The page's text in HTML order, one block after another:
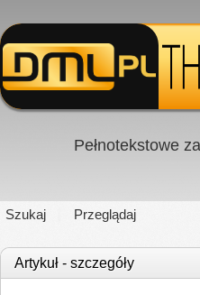
Pełnotekstowe
Szukaj Przeglądaj
Artykuł - szczegóły